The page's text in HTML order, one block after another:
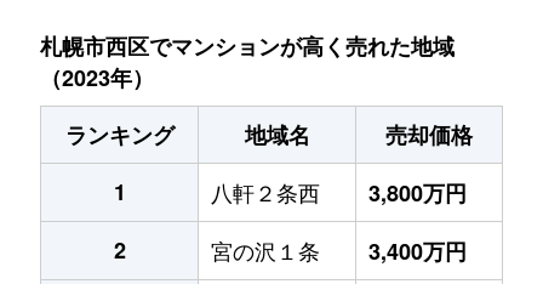
札幌市西区でマンションが高く売れた地域
（2023年）
ランキング
地域名
売却価格
1
八軒２条西
3,800万円
2
宮の沢１条
3,400万円